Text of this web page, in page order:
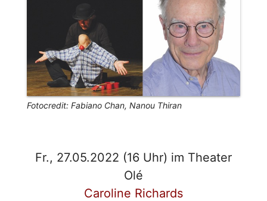
Fotocredit: Fabiano Chan, Nanou Thiran
Fr., 27.05.2022 (16 Uhr) im Theater
Olé
Caroline Richards